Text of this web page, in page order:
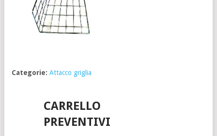
Categorie: Attacco griglia
CARRELLO
PREVENTIVI